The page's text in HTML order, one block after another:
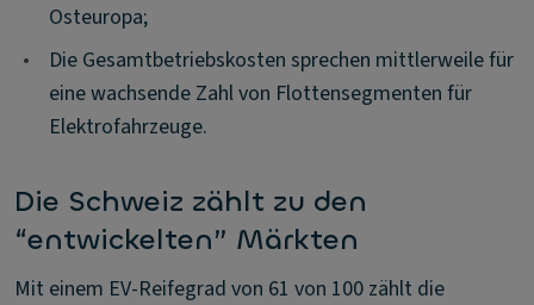
Osteuropa;
•
Die Gesamtbetriebskosten sprechen mittlerweile für
eine wachsende Zahl von Flottensegmenten für
Elektrofahrzeuge.
Die Schweiz zählt zu den
“entwickelten” Märkten
Mit einem EV-Reifegrad von 61 von 100 zählt die